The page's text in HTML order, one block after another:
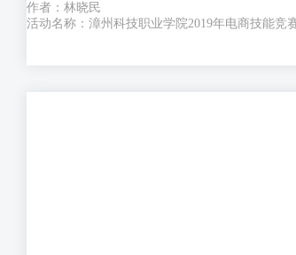
作者：林晓民
活动名称：漳州科技职业学院2019年电商技能竞